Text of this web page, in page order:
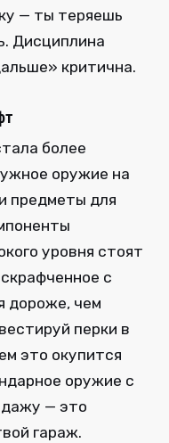
— ты теряешь
Дисциплина
критична.
более
оружие на
предметы для
уровня стоят
с
дороже, чем
перки в
это окупится
оружие с
— это
гараж.